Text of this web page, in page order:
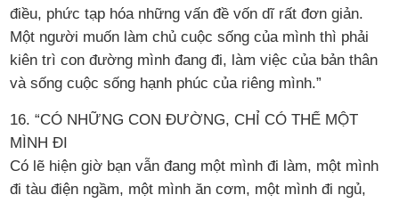
điều, phức tạp hóa những vấn đề vốn dĩ rất đơn giản.
Một người muốn làm chủ cuộc sống của mình thì phải
kiên trì con đường mình đang đi, làm việc của bản thân
và sống cuộc sống hạnh phúc của riêng mình.”
16. “CÓ NHỮNG CON ĐƯỜNG, CHỈ CÓ THỂ MỘT
MÌNH ĐI
Có lẽ hiện giờ bạn vẫn đang một mình đi làm, một mình
đi tàu điện ngầm, một mình ăn cơm, một mình đi ngủ,